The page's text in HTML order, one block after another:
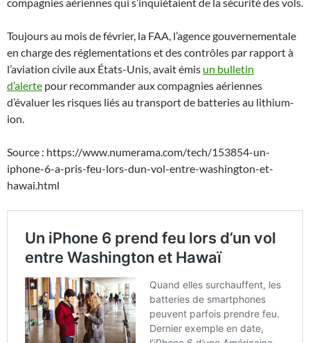
Toujours au mois de février, la FAA, l’agence gouvernementale
en charge des réglementations et des contrôles par rapport à
l’aviation civile aux États-Unis, avait émis un bulletin
d’alerte pour recommander aux compagnies aériennes
d’évaluer les risques liés au transport de batteries au lithium-
ion.
Source : https://www.numerama.com/tech/153854-un-
iphone-6-a-pris-feu-lors-dun-vol-entre-washington-et-
hawai.html